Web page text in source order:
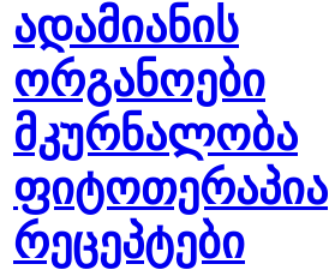
ადამიანის
ორგანოები
მკურნალობა
ფიტოთერაპია
რეცეპტები